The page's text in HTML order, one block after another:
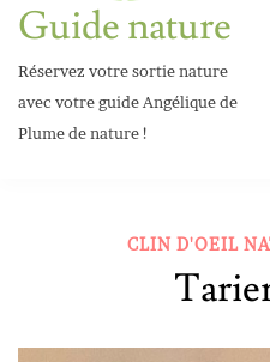
Guide nature
Réservez votre sortie nature
avec votre guide Angélique de
Plume de nature !
CLIN D'OEIL